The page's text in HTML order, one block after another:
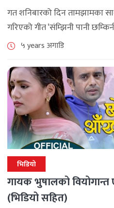
गत शनिबारको दिन तामझामका
गरिएको गीत ‘संम्झिनी पानी
छ । यो गीत सार्वजनिक भएको ३
५ years अगाडि
भिडियो
गायक भुषालको
(भिडियो सहित)